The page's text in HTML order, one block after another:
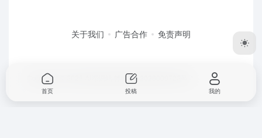
关于我们 广告合作 免责声明
Copyright © 2026 赣ICP备2026009722号-1
首页 投稿 我的